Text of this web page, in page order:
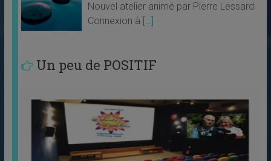
Nouvel atelier animé par Pierre Lessard
Connexion à […]
Un peu de POSITIF